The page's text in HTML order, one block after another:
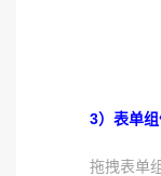
3）表单
拖拽表单